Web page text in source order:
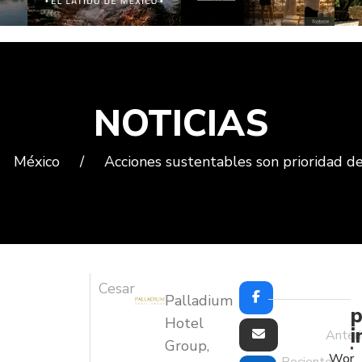
NOTICIAS
México / Acciones sustentables son prioridad
Cesar
Palladium
Hotel
Group,